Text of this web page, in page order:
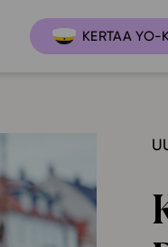
KERTAA YO-